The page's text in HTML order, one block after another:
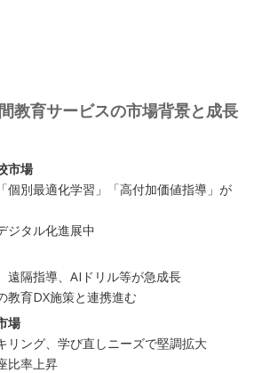
教育サービスの市場背景と成長
市場
個別最適化学習」「高付加価値指導」が
ジタル化進展中
遠隔指導、AIドリル等が急成長
教育DX施策と連携進む
場
リング、学び直しニーズで堅調拡大
比率上昇